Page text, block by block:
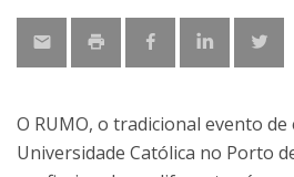
O RUMO, o tradicional evento
Universidade Católica no Porto